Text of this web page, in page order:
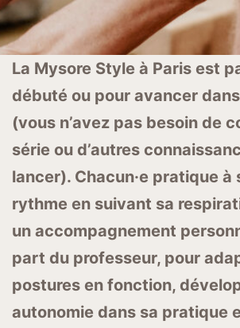
La Mysore Style à Paris est
débuté ou pour avancer
(vous n’avez pas besoin de
série ou d’autres
lancer). Chacun·e pratique à
rythme en suivant sa
un accompagnement
part du professeur, pour
postures en fonction,
autonomie dans sa pratique